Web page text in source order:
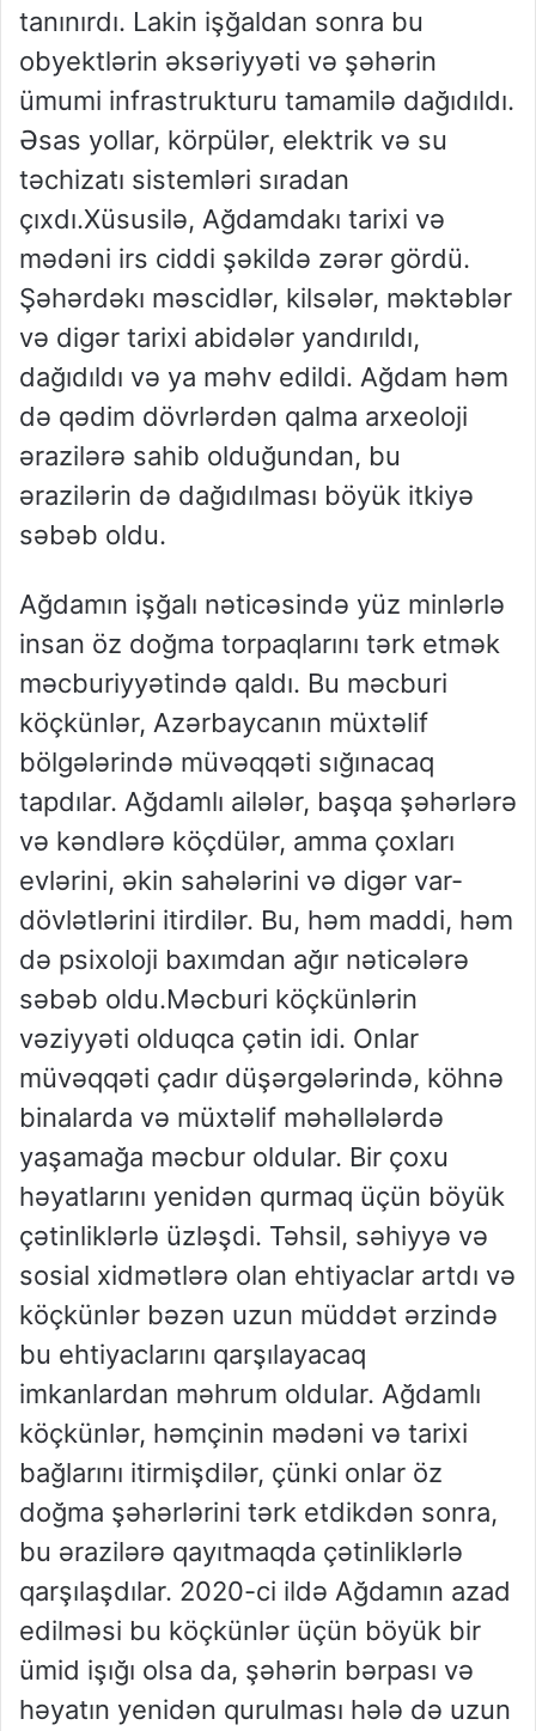
tanınırdı. Lakin işğaldan sonra bu
obyektlərin əksəriyyəti və şəhərin
ümumi infrastrukturu tamamilə dağıdıldı.
Əsas yollar, körpülər, elektrik və su
təchizatı sistemləri sıradan
çıxdı.Xüsusilə, Ağdamdakı tarixi və
mədəni irs ciddi şəkildə zərər gördü.
Şəhərdəkı məscidlər, kilsələr, məktəblər
və digər tarixi abidələr yandırıldı,
dağıdıldı və ya məhv edildi. Ağdam həm
də qədim dövrlərdən qalma arxeoloji
ərazilərə sahib olduğundan, bu
ərazilərin də dağıdılması böyük itkiyə
səbəb oldu.
Ağdamın işğalı nəticəsində yüz minlərlə
insan öz doğma torpaqlarını tərk etmək
məcburiyyətində qaldı. Bu məcburi
köçkünlər, Azərbaycanın müxtəlif
bölgələrində müvəqqəti sığınacaq
tapdılar. Ağdamlı ailələr, başqa şəhərlərə
və kəndlərə köçdülər, amma çoxları
evlərini, əkin sahələrini və digər var-
dövlətlərini itirdilər. Bu, həm maddi, həm
də psixoloji baxımdan ağır nəticələrə
səbəb oldu.Məcburi köçkünlərin
vəziyyəti olduqca çətin idi. Onlar
müvəqqəti çadır düşərgələrində, köhnə
binalarda və müxtəlif məhəllələrdə
yaşamağa məcbur oldular. Bir çoxu
həyatlarını yenidən qurmaq üçün böyük
çətinliklərlə üzləşdi. Təhsil, səhiyyə və
sosial xidmətlərə olan ehtiyaclar artdı və
köçkünlər bəzən uzun müddət ərzində
bu ehtiyaclarını qarşılayacaq
imkanlardan məhrum oldular. Ağdamlı
köçkünlər, həmçinin mədəni və tarixi
bağlarını itirmişdilər, çünki onlar öz
doğma şəhərlərini tərk etdikdən sonra,
bu ərazilərə qayıtmaqda çətinliklərlə
qarşılaşdılar. 2020-ci ildə Ağdamın azad
edilməsi bu köçkünlər üçün böyük bir
ümid işığı olsa da, şəhərin bərpası və
həyatın yenidən qurulması hələ də uzun